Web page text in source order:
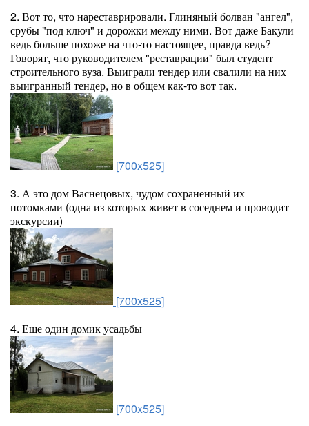
2. Вот то, что нареставрировали. Глиняный болван "ангел",
срубы "под ключ" и дорожки между ними. Вот даже Бакули
ведь больше похоже на что-то настоящее, правда ведь?
Говорят, что руководителем "реставрации" был студент
строительного вуза. Выиграли тендер или свалили на них
выигранный тендер, но в общем как-то вот так.
[700x525]
3. А это дом Васнецовых, чудом сохраненный их
потомками (одна из которых живет в соседнем и проводит
экскурсии)
[700x525]
4. Еще один домик усадьбы
[700x525]